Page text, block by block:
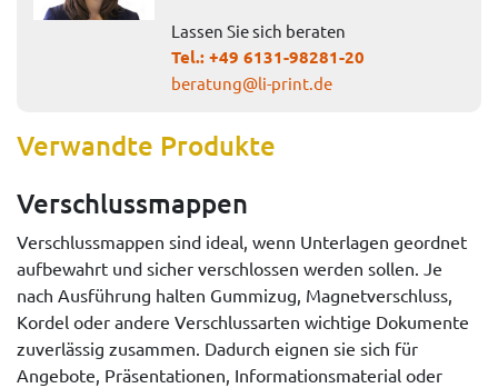
Lassen Sie sich beraten
Tel.:+49 6131-98281-20
beratung@li-print.de
Verwandte Produkte
Verschlussmappen
Verschlussmappen sind ideal, wenn Unterlagen geordnet
aufbewahrt und sicher verschlossen werden sollen. Je
nach Ausführung halten Gummizug, Magnetverschluss,
Kordel oder andere Verschlussarten wichtige Dokumente
zuverlässig zusammen. Dadurch eignen sie sich für
Angebote, Präsentationen, Informationsmaterial oder